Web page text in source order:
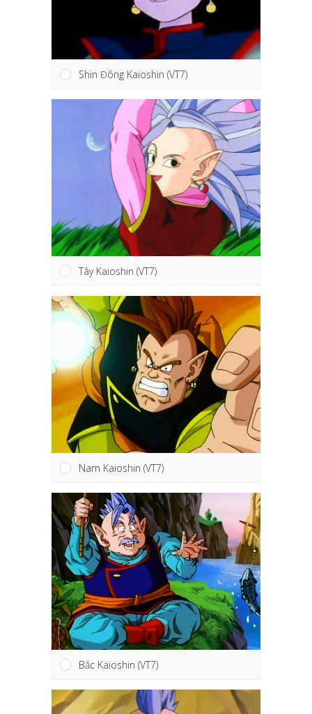
Shin Đông Kaioshin (VT7)
Tây Kaioshin (VT7)
Nam Kaioshin (VT7)
Bắc Kaioshin (VT7)